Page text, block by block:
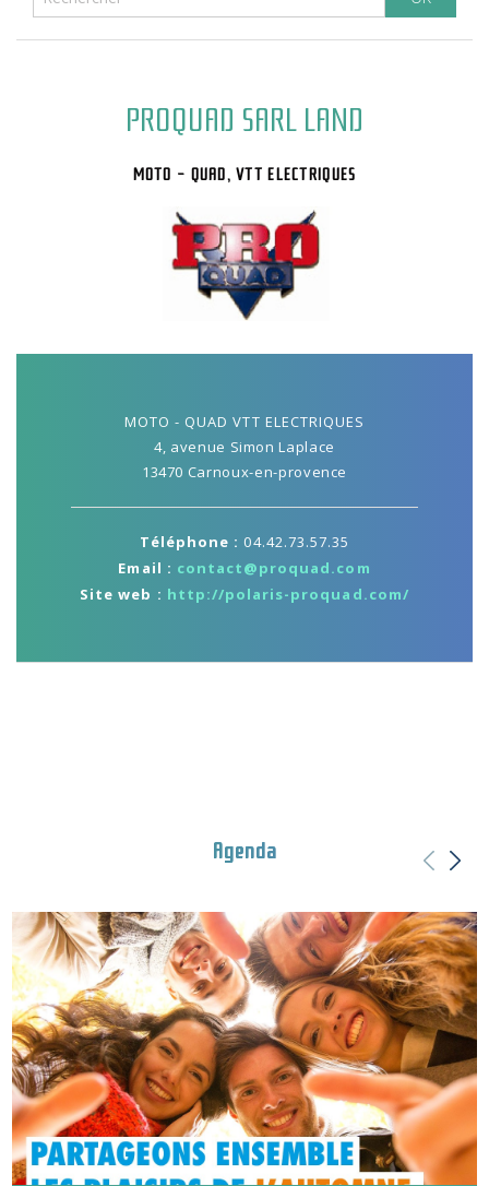
PROQUAD SARL LAND
MOTO - QUAD, VTT ELECTRIQUES
MOTO - QUAD VTT ELECTRIQUES
4, avenue Simon Laplace
13470 Carnoux-en-provence
Téléphone : 04.42.73.57.35
Email : contact@proquad.com
Site web : http://polaris-proquad.com/
Agenda